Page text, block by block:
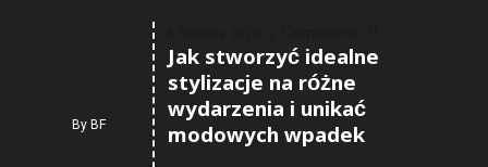
ByBF
Jak stworzyć idealne
stylizacje na różne
wydarzenia i unikać
modowych wpadek